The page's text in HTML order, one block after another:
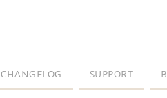
CHANGELOG SUPPORT